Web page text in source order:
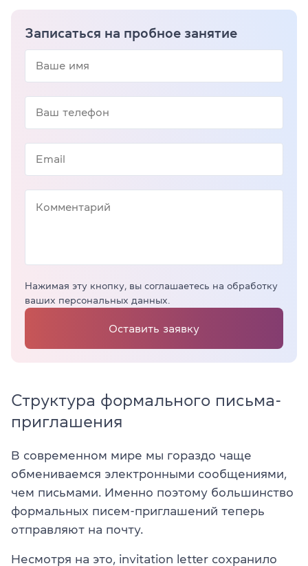
Записаться на пробное занятие
Нажимая эту кнопку, вы соглашаетесь на обработку
ваших персональных данных.
Оставить заявку
Структура формального письма-
приглашения
В современном мире мы гораздо чаще
обмениваемся электронными сообщениями,
чем письмами. Именно поэтому большинство
формальных писем-приглашений теперь
отправляют на почту.
Несмотря на это, invitation letter сохранило